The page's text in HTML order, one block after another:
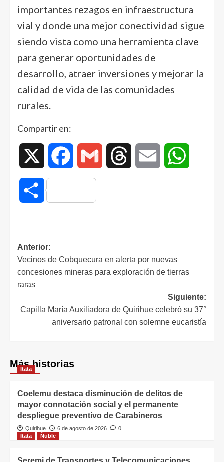
importantes rezagos en infraestructura
vial y donde una mejor conectividad sigue
siendo vista como una herramienta clave
para generar oportunidades de
desarrollo, atraer inversiones y mejorar la
calidad de vida de las comunidades
rurales.
Compartir en:
Facebook Gmail Threads Email
Compartir
Anterior:
Vecinos de Cobquecura en alerta por nuevas
concesiones mineras para exploración de tierras
raras
Siguiente:
Capilla María Auxiliadora de Quirihue celebró su 37°
aniversario patronal con solemne eucaristía
Más historias
Itata
Coelemu destaca disminución de delitos de
mayor connotación social y el permanente
despliegue preventivo de Carabineros
Quirihue 6 de agosto de 2026
0
Itata
Ñuble